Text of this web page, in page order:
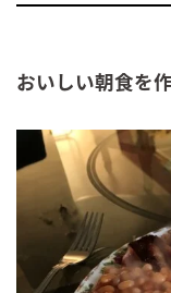
おいしい朝食を